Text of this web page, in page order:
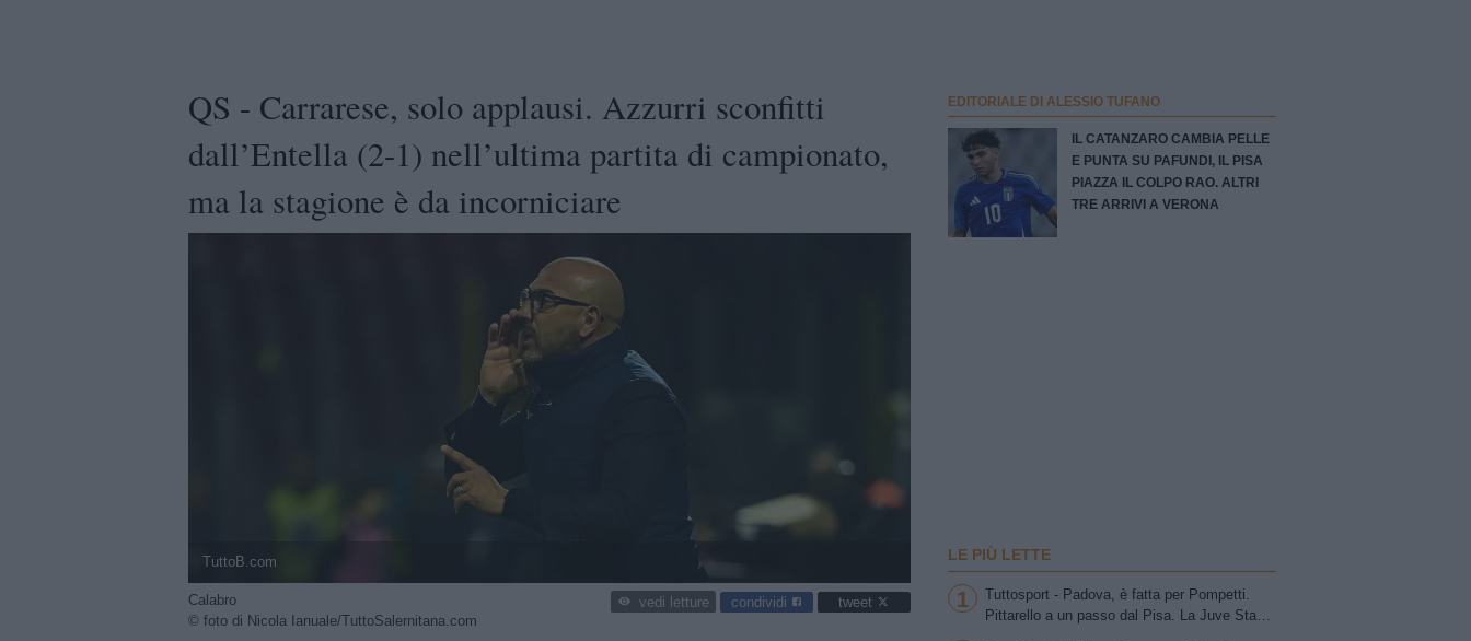
QS - Carrarese, solo applausi. Azzurri sconfitti
dall’Entella (2-1) nell’ultima partita di campionato,
ma la stagione è da incorniciare
TuttoB.com
Calabro
© foto di Nicola Ianuale/TuttoSalernitana.com
vedi letture condividi tweet
EDITORIALE DI ALESSIO TUFANO
IL CATANZARO CAMBIA PELLE
E PUNTA SU PAFUNDI, IL PISA
PIAZZA IL COLPO RAO. ALTRI
TRE ARRIVI A VERONA
LE PIÙ LETTE
1
Tuttosport - Padova, è fatta per Pompetti.
Pittarello a un passo dal Pisa. La Juve Stabia